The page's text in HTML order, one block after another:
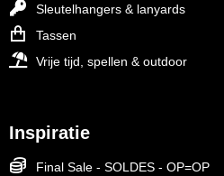
Sleutelhangers & lanyards
Tassen
Vrije tijd, spellen & outdoor
Inspiratie
Final Sale - SOLDES - OP=OP